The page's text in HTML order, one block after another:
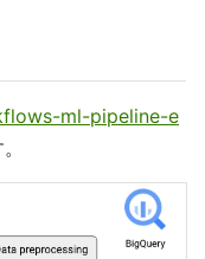
ml-pipeline-e